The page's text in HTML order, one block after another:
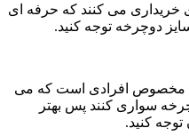
خریداری می کنند که حرفه ای
دوچرخه توجه کنید.
مخصوص افرادی است که می
سواری کنند پس بهتر
کنید.